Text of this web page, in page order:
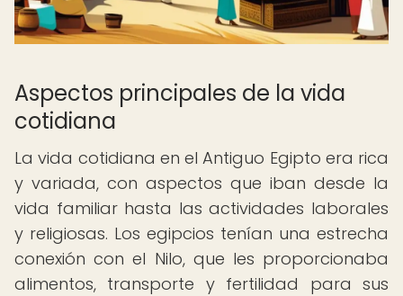
Aspectos principales de la vida
cotidiana
La vida cotidiana en el Antiguo Egipto era rica
y variada, con aspectos que iban desde la
vida familiar hasta las actividades laborales
y religiosas. Los egipcios tenían una estrecha
conexión con el Nilo, que les proporcionaba
alimentos, transporte y fertilidad para sus